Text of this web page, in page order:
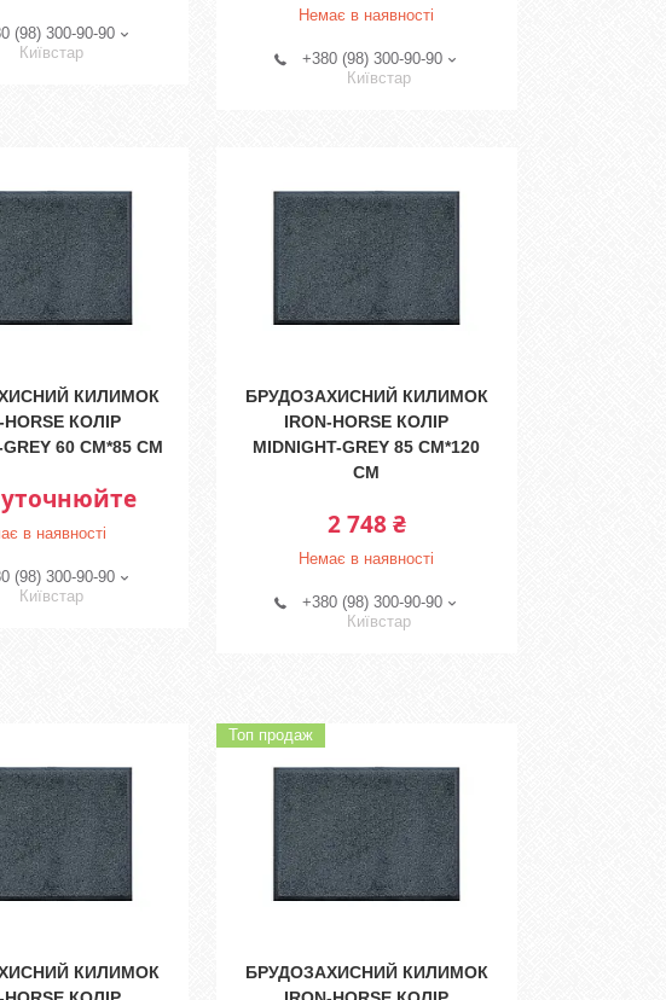
(98) 300-90-90
Київстар
Немає в наявності
+380 (98) 300-90-90
Київстар
КИЛИМОК
HORSE КОЛІР
GREY 60 СМ*85 СМ
уточнюйте
в наявності
(98) 300-90-90
Київстар
БРУДОЗАХИСНИЙ КИЛИМОК
IRON-HORSE КОЛІР
MIDNIGHT-GREY 85 СМ*120
СМ
2 748 ₴
Немає в наявності
+380 (98) 300-90-90
Київстар
КИЛИМОК
Топ продаж
БРУДОЗАХИСНИЙ КИЛИМОК